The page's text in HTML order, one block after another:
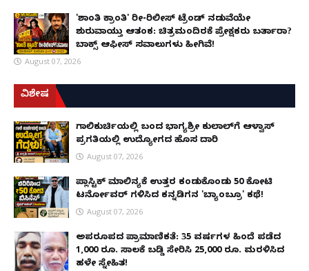
'ಶಾಂತಿ ಕ್ರಾಂತಿ' ರೀ-ರಿಲೀಸ್ ಟ್ರೆಂಡ್ ನಡುವೆಯೇ
ಶುರುವಾಯ್ತು ಆತಂಕ: ಚಿತ್ರಮಂದಿರಕ್ಕೆ ಪ್ರೇಕ್ಷಕರು ಬರ್ತಾರಾ?
ಬಾಕ್ಸ್ ಆಫೀಸ್ ಸವಾಲುಗಳು ಹೀಗಿವೆ!
August 07, 2026
ವಿಶೇಷ
ಗಾಲಿಕುರ್ಚಿಯಲ್ಲಿ ಬಂದ ಭಾಗ್ಯಶ್ರೀ ಕುಲಾಲ್‌ಗೆ ಆಳ್ವಾಸ್
ಪ್ರಗತಿಯಲ್ಲಿ ಉದ್ಯೋಗದ ಹೊಸ ದಾರಿ
August 07, 2026
ಪ್ಲಾಸ್ಟಿಕ್ ಮಾಲಿನ್ಯಕ್ಕೆ ಉತ್ತರ ಕಂಡುಕೊಂಡು ₹50 ಕೋಟಿ
ಟರ್ನೋವರ್ ಗಳಿಸಿದ ಕನ್ನಡಿಗನ 'ಬ್ಯಾಂಬ್ರೂ' ಕಥೆ!
August 07, 2026
ಅಪರೂಪದ ಪ್ರಾಮಾಣಿಕತೆ: 35 ವರ್ಷಗಳ ಹಿಂದೆ ಪಡೆದ
1,000 ರೂ. ಸಾಲಕ್ಕೆ ಬಡ್ಡಿ ಸೇರಿಸಿ 25,000 ರೂ. ಮರಳಿಸಿದ
ಹಳೇ ಸ್ನೇಹಿತ!